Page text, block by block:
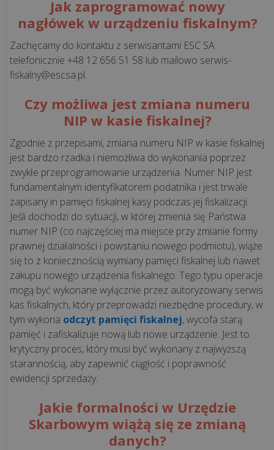
bezpieczny?
Jak
faktura”
może
trafić
do...
w
Twojej
firmie
odpowie
za
KSeF?
Wyjaśniamy
model
uprawn...
Rewolucja
1
stycznia
2027!
Koniec
paragonów
Jak zaprogramować nowy
nagłówek w urządzeniu fiskalnym?
Zachęcamy do kontaktu z serwisantami ESC SA
telefonicznie +48 12 656 51 58 lub mailowo serwis-
fiskalny@escsa.pl.
Czy możliwa jest zmiana numeru
NIP w kasie fiskalnej?
Zgodnie z przepisami, zmiana numeru NIP w kasie fiskalnej
jest bardzo rzadka i niemożliwa do wykonania poprzez
zwykłe przeprogramowanie urządzenia. Numer NIP jest
fundamentalnym identyfikatorem podatnika i jest trwale
zapisany in pamięci fiskalnej kasy podczas jej fiskalizacji.
Jeśli dochodzi do sytuacji, w której zmienia się Państwa
numer NIP (co najczęściej ma miejsce przy zmianie formy
prawnej działalności i powstaniu nowego podmiotu), wiąże
się to z koniecznością wymiany pamięci fiskalnej lub nawet
zakupu nowego urządzenia fiskalnego. Tego typu operacje
mogą być wykonane wyłącznie przez autoryzowany serwis
kas fiskalnych, który przeprowadzi niezbędne procedury, w
tym wykona odczyt pamięci fiskalnej, wycofa starą
pamięć i zafiskalizuje nową lub nowe urządzenie. Jest to
krytyczny proces, który musi być wykonany z najwyższą
starannością, aby zapewnić ciągłość i poprawność
ewidencji sprzedaży.
Jakie formalności w Urzędzie
Skarbowym wiążą się ze zmianą
danych?